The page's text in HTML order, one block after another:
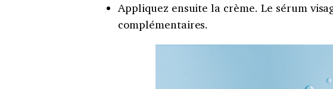
Appliquez ensuite la crème. Le sérum
complémentaires.